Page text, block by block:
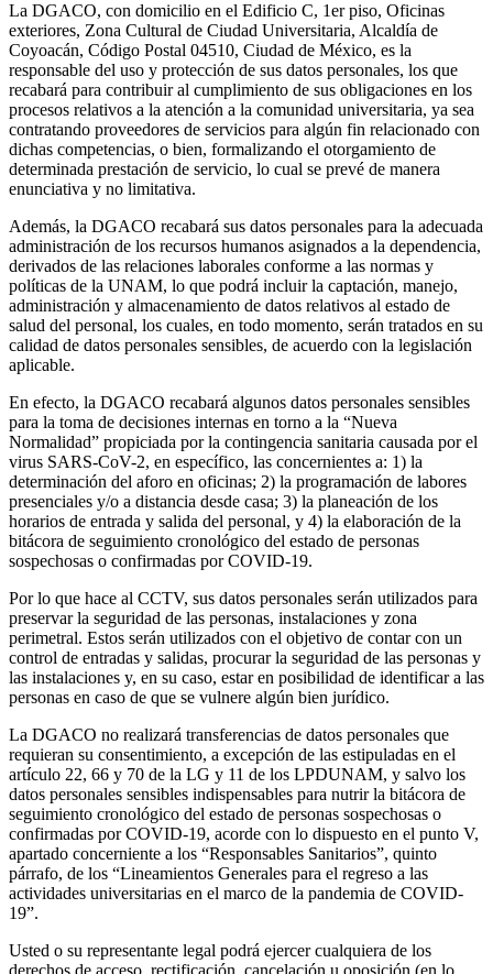
La DGACO, con domicilio en el Edificio C, 1er piso, Oficinas
exteriores, Zona Cultural de Ciudad Universitaria, Alcaldía de
Coyoacán, Código Postal 04510, Ciudad de México, es la
responsable del uso y protección de sus datos personales, los que
recabará para contribuir al cumplimiento de sus obligaciones en los
procesos relativos a la atención a la comunidad universitaria, ya sea
contratando proveedores de servicios para algún fin relacionado con
dichas competencias, o bien, formalizando el otorgamiento de
determinada prestación de servicio, lo cual se prevé de manera
enunciativa y no limitativa.
Además, la DGACO recabará sus datos personales para la adecuada
administración de los recursos humanos asignados a la dependencia,
derivados de las relaciones laborales conforme a las normas y
políticas de la UNAM, lo que podrá incluir la captación, manejo,
administración y almacenamiento de datos relativos al estado de
salud del personal, los cuales, en todo momento, serán tratados en su
calidad de datos personales sensibles, de acuerdo con la legislación
aplicable.
En efecto, la DGACO recabará algunos datos personales sensibles
para la toma de decisiones internas en torno a la “Nueva
Normalidad” propiciada por la contingencia sanitaria causada por el
virus SARS-CoV-2, en específico, las concernientes a: 1) la
determinación del aforo en oficinas; 2) la programación de labores
presenciales y/o a distancia desde casa; 3) la planeación de los
horarios de entrada y salida del personal, y 4) la elaboración de la
bitácora de seguimiento cronológico del estado de personas
sospechosas o confirmadas por COVID-19.
Por lo que hace al CCTV, sus datos personales serán utilizados para
preservar la seguridad de las personas, instalaciones y zona
perimetral. Estos serán utilizados con el objetivo de contar con un
control de entradas y salidas, procurar la seguridad de las personas y
las instalaciones y, en su caso, estar en posibilidad de identificar a las
personas en caso de que se vulnere algún bien jurídico.
La DGACO no realizará transferencias de datos personales que
requieran su consentimiento, a excepción de las estipuladas en el
artículo 22, 66 y 70 de la LG y 11 de los LPDUNAM, y salvo los
datos personales sensibles indispensables para nutrir la bitácora de
seguimiento cronológico del estado de personas sospechosas o
confirmadas por COVID-19, acorde con lo dispuesto en el punto V,
apartado concerniente a los “Responsables Sanitarios”, quinto
párrafo, de los “Lineamientos Generales para el regreso a las
actividades universitarias en el marco de la pandemia de COVID-
19”.
Usted o su representante legal podrá ejercer cualquiera de los